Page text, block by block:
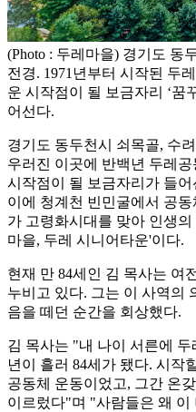
(Photo : 두레마을) 경기도 동
전경. 1971년부터 시작된 두
운 시작점이 될 보금자리 ‘꿈
어선다.
경기도 동두천시 쇠목골, 수
우러진 이곳에 반백년 두레
시작점이 될 보금자리가 들
이에 청계천 빈민굴에서 공
가 고령화시대를 맞아 인생
마을, 두레 시니어타운'이다.
현재 만 84세인 김 목사는 여
누비고 있다. 그는 이 사역의
음을 떼던 순간을 회상했다.
김 목사는 "내 나이 서른에
년이 흘러 84세가 됐다. 시작
공동체 운동이었고, 그간 온
이르렀다"며 "사람들은 왜